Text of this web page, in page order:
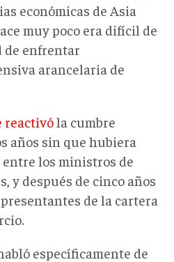
económicas de Asia
muy poco era difícil de
de enfrentar
arancelaria de
reactivóla cumbre
años sin que hubiera
los ministros de
y después de cinco años
de la cartera
específicamente de